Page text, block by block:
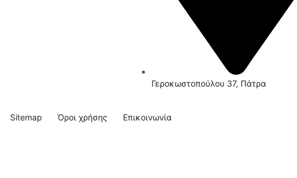
Γεροκωστοπούλου 37, Πάτρα
Sitemap Όροι χρήσης Επικοινωνία